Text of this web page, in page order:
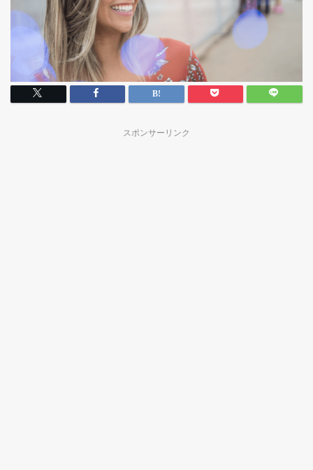
スポンサーリンク